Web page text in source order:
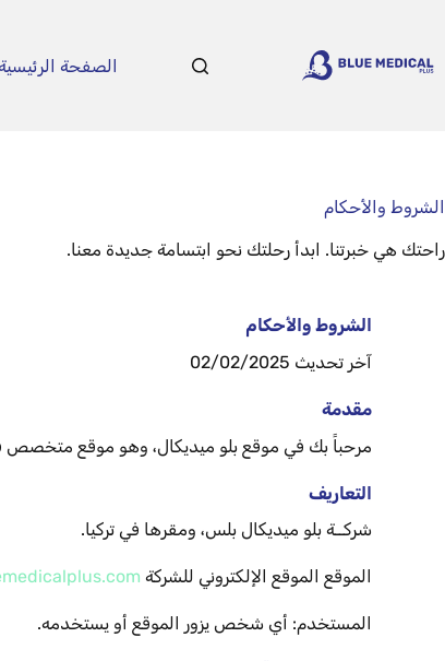
الصفحة
الشروط والأحكام
راحتك هي خبرتنا. ابدأ رحلتك نحو ابتسامة جديدة معنا.
الشروط والأحكام
آخر تحديث 02/02/2025
مقدمة
مرحباً بك في موقع بلو ميديكال، وهو موقع متخصص في
التعاريف
شركــة بلو ميديكال بلس، ومقرها في تركيا.
الموقع الموقع الإلكتروني للشركة
المستخدم: أي شخص يزور الموقع أو يستخدمه.